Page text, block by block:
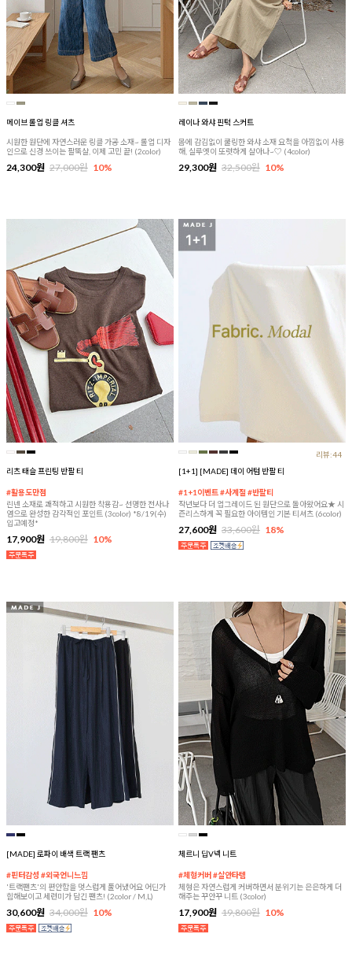
메이브 롤업 링클 셔츠
시원한 원단에 자연스러운 링클 가공 소재~ 롤업 디자
인으로 신경 쓰이는 팔뚝살, 이제 고민 끝! (2color)
24,300원 27,000원 10%
레이나 와샤 핀턱 스커트
몸에 감김없이 쿨링한 와샤 소재 요척을 아낌없이 사용
해, 실루엣이 또렷하게 살아나~♡ (4color)
29,300원 32,500원 10%
리츠 태슬 프린팅 반팔 티
#활용도만점
린넨 소재로 쾌적하고 시원한 착용감~ 선명한 전사나
염으로 완성한 감각적인 포인트 (3color) *8/19(수)
입고예정*
17,900원 19,800원 10%
리뷰:44
[1+1] [MADE] 데이 어텀 반팔 티
#1+1이벤트 #사계절 #반팔티
작년보다 더 업그레이드 된 원단으로 돌아왔어요★ 시
즌리스하게 꼭 필요한 아이템인 기본 티셔츠 (6color)
27,600원 33,600원 18%
[MADE] 로파이 배색 트랙 팬츠
#핀터감성 #외국언니느낌
'트랙팬츠'의 편안함을 멋스럽게 풀어냈어요 어딘가
힙해보이고 세련미가 담긴 팬츠! (2color / M,L)
30,600원 34,000원 10%
체르니 딥V넥 니트
#체형커버 #살안타템
체형은 자연스럽게 커버하면서 분위기는 은은하게 더
해주는 꾸안꾸 니트 (3color)
17,900원 19,800원 10%